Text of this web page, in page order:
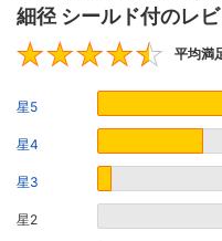
細径 シールド付のレ
平均満
星5
星4
星3
星2